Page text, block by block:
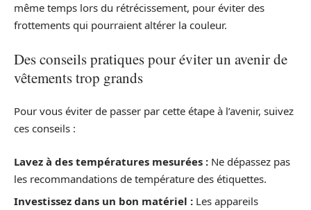
même temps lors du rétrécissement, pour éviter des
frottements qui pourraient altérer la couleur.
Des conseils pratiques pour éviter un avenir de
vêtements trop grands
Pour vous éviter de passer par cette étape à l’avenir, suivez
ces conseils :
Lavez à des températures mesurées : Ne dépassez pas
les recommandations de température des étiquettes.
Investissez dans un bon matériel : Les appareils